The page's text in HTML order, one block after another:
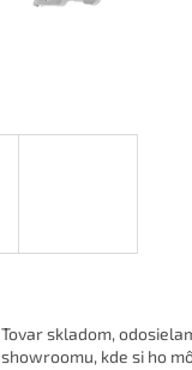
Tovar skladom,
showroomu, kde si ho